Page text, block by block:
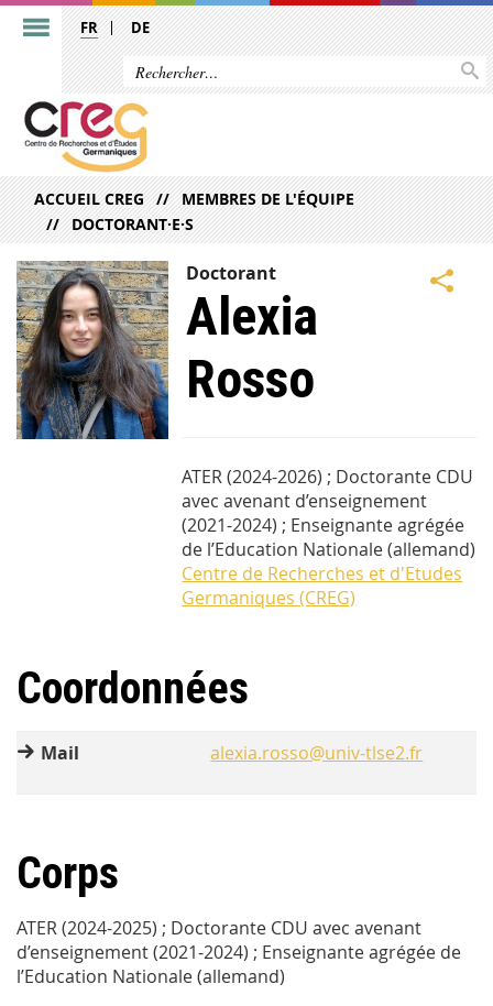
FR DE
ACCUEIL CREG
MEMBRES DE L'ÉQUIPE
DOCTORANT·E·S
Doctorant
Alexia
Rosso
ATER (2024-2026) ; Doctorante CDU
avec avenant d’enseignement
(2021-2024) ; Enseignante agrégée
de l’Education Nationale (allemand)
Centre de Recherches et d'Etudes
Germaniques (CREG)
Coordonnées
Mail alexia.rosso@univ-tlse2.fr
Corps
ATER (2024-2025) ; Doctorante CDU avec avenant
d’enseignement (2021-2024) ; Enseignante agrégée de
l’Education Nationale (allemand)